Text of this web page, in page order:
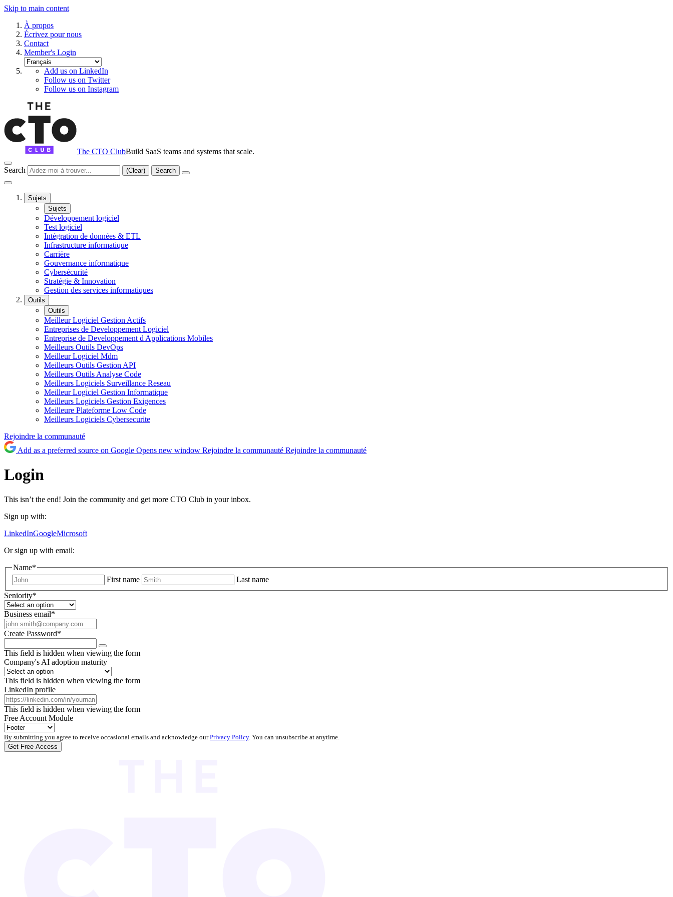
Skip to main content
À propos
Écrivez pour nous
Contact
Member's Login
Add us on LinkedIn
Follow us on Twitter
Follow us on Instagram
The CTO ClubBuild SaaS teams and systems that scale.
Search (Clear) Search
Sujets
Sujets
Développement logiciel
Test logiciel
Intégration de données & ETL
Infrastructure informatique
Carrière
Gouvernance informatique
Cybersécurité
Stratégie & Innovation
Gestion des services informatiques
Outils
Outils
Meilleur Logiciel Gestion Actifs
Entreprises de Developpement Logiciel
Entreprise de Developpement d Applications Mobiles
Meilleurs Outils DevOps
Meilleur Logiciel Mdm
Meilleurs Outils Gestion API
Meilleurs Outils Analyse Code
Meilleurs Logiciels Surveillance Reseau
Meilleur Logiciel Gestion Informatique
Meilleurs Logiciels Gestion Exigences
Meilleure Plateforme Low Code
Meilleurs Logiciels Cybersecurite
Rejoindre la communauté
Add as a preferred source on Google Opens new window Rejoindre la communauté Rejoindre la communauté
Login
This isn’t the end! Join the community and get more CTO Club in your inbox.
Sign up with:
LinkedInGoogleMicrosoft
Or sign up with email:
Name*
First name
Last name
Seniority*
Business email*
Create Password*
This field is hidden when viewing the form
Company's AI adoption maturity
This field is hidden when viewing the form
LinkedIn profile
This field is hidden when viewing the form
Free Account Module
By submitting you agree to receive occasional emails and acknowledge ourPrivacy Policy. You can unsubscribe at anytime.